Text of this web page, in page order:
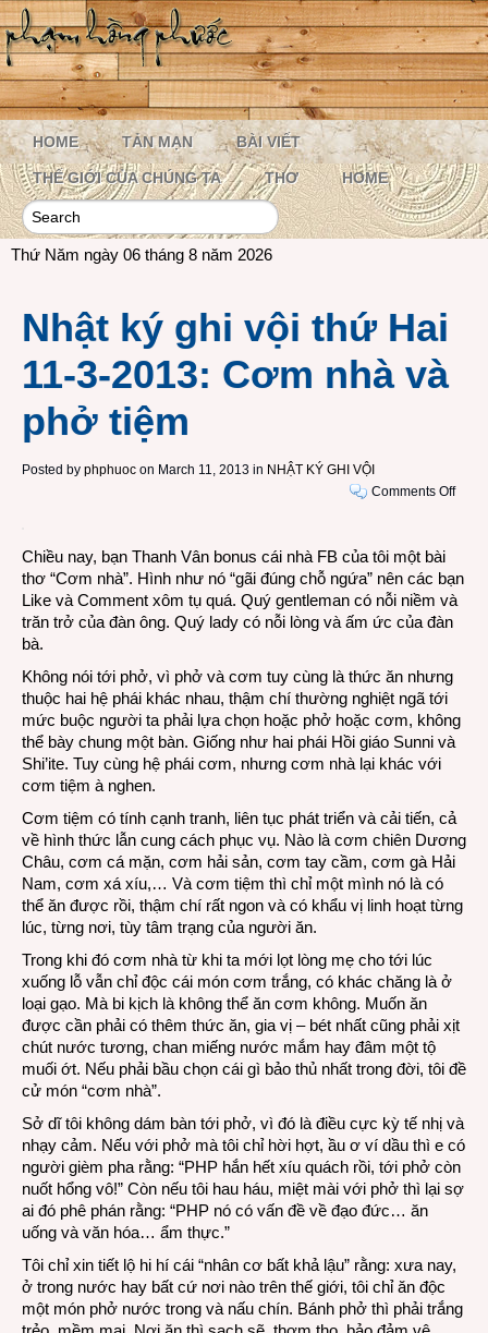
HOME TẢN MẠN BÀI VIẾT
THẾ GIỚI CỦA CHÚNG TA THƠ HOME
Thứ Năm ngày 06 tháng 8 năm 2026
Nhật ký ghi vội thứ Hai
11-3-2013: Cơm nhà và
phở tiệm
Posted by phphuoc on March 11, 2013 in NHẬT KÝ GHI VỘI
Comments Offon
vội
thứ
nhà
và
Chiều nay, bạn Thanh Vân bonus cái nhà FB của tôi một bài
thơ “Cơm nhà”. Hình như nó “gãi đúng chỗ ngứa” nên các bạn
Like và Comment xôm tụ quá. Quý gentleman có nỗi niềm và
trăn trở của đàn ông. Quý lady có nỗi lòng và ấm ức của đàn
bà.
Không nói tới phở, vì phở và cơm tuy cùng là thức ăn nhưng
thuộc hai hệ phái khác nhau, thậm chí thường nghiệt ngã tới
mức buộc người ta phải lựa chọn hoặc phở hoặc cơm, không
thể bày chung một bàn. Giống như hai phái Hồi giáo Sunni và
Shi’ite. Tuy cùng hệ phái cơm, nhưng cơm nhà lại khác với
cơm tiệm à nghen.
Cơm tiệm có tính cạnh tranh, liên tục phát triển và cải tiến, cả
về hình thức lẫn cung cách phục vụ. Nào là cơm chiên Dương
Châu, cơm cá mặn, cơm hải sản, cơm tay cầm, cơm gà Hải
Nam, cơm xá xíu,… Và cơm tiệm thì chỉ một mình nó là có
thể ăn được rồi, thậm chí rất ngon và có khẩu vị linh hoạt từng
lúc, từng nơi, tùy tâm trạng của người ăn.
Trong khi đó cơm nhà từ khi ta mới lọt lòng mẹ cho tới lúc
xuống lỗ vẫn chỉ độc cái món cơm trắng, có khác chăng là ở
loại gạo. Mà bi kịch là không thể ăn cơm không. Muốn ăn
được cần phải có thêm thức ăn, gia vị – bét nhất cũng phải xịt
chút nước tương, chan miếng nước mắm hay đâm một tộ
muối ớt. Nếu phải bầu chọn cái gì bảo thủ nhất trong đời, tôi đề
cử món “cơm nhà”.
Sở dĩ tôi không dám bàn tới phở, vì đó là điều cực kỳ tế nhị và
nhạy cảm. Nếu với phở mà tôi chỉ hời hợt, ầu ơ ví dầu thì e có
người gièm pha rằng: “PHP hắn hết xíu quách rồi, tới phở còn
nuốt hổng vô!” Còn nếu tôi hau háu, miệt mài với phở thì lại sợ
ai đó phê phán rằng: “PHP nó có vấn đề về đạo đức… ăn
uống và văn hóa… ẩm thực.”
Tôi chỉ xin tiết lộ hi hí cái “nhân cơ bất khả lậu” rằng: xưa nay,
ở trong nước hay bất cứ nơi nào trên thế giới, tôi chỉ ăn độc
một món phở nước trong và nấu chín. Bánh phở thì phải trắng